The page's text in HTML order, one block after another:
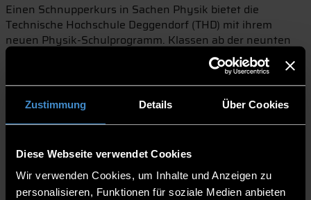
Zustimmung Details Über Cookies
Diese Webseite verwendet Cookies
Wir verwenden Cookies, um Inhalte und Anzeigen zu
personalisieren, Funktionen für soziale Medien anbieten
Einen Schnupperkurs in Sachen Physik bietet die
Technische Hochschule Deggendorf (THD) mit ihrem
neuen Physik-Schulprogramm. Klassen ab der neunten
Jahrgangsstufe aller Schultypen sind herzlich eingeladen,
zwei Stunden lang zu experimentieren und die Labore der
Fakultät Angewandte Naturwissenschaften und
Wirtschaftsingenieurwesen zu erkunden. Am 10. und 11.
November geht das Programm in die zweite Runde,
„Unser neues Schulprogramm kommt super an“, weiß
Andrea Stelzl, Leiterin des MINT-Teams der THD. Sie und
ihre Kolleginnen und Kollegen konzipierten das